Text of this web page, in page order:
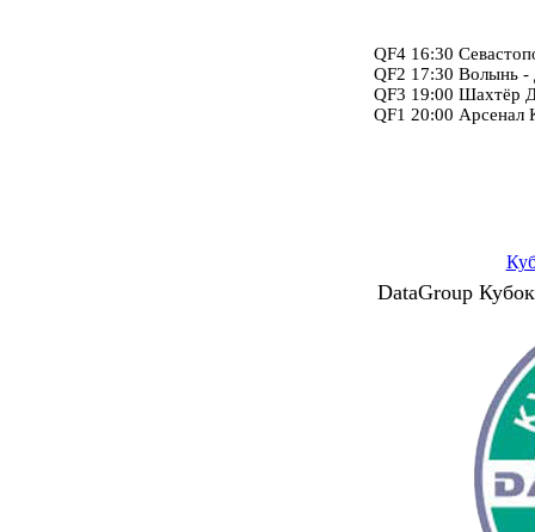
QF4 16:30
QF2 17:30 Волынь -
QF3 19:00 Шахтёр
QF1 20:00
DataGroup